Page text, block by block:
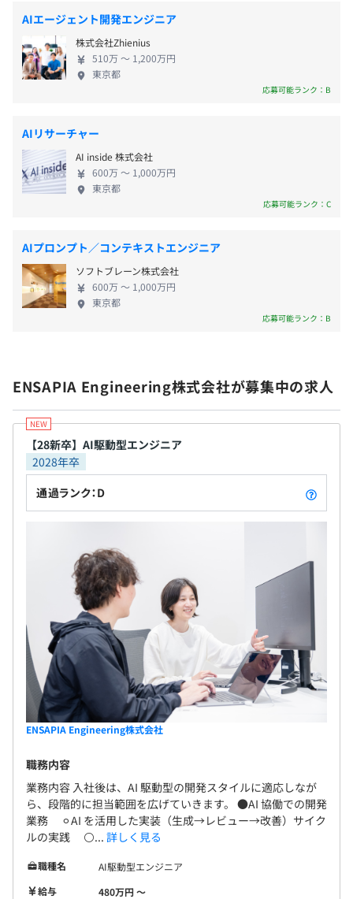
モンテッソーリ教育、バイリンガル教育、コンピュータ・
サイエンスをおこなっています。
100種類を超えるさまざまなゲームを一つのIDで楽しめる
ほか、日本でのアバターサービスの先がけでもあるオンラ
インゲームポータルの老舗です。
▍『チョコットランド』
500万人以上に遊んでいただいている18年続く王道
【技術向上、教育体制】
・勉強会（AIハッカソン、Tech UPイベントなど）
新の技術動向、課題とそれらに対する挑戦と成果を共有す
るイベントです。
・開発共有会：月に1度エンジニア職全員が集まり技術等
の共有会をおこなっています。
・cocone TECH TALK：定期的に外部向けにトークイベン
トを開き技術力の発信をおこなっています。
・韓国やエストニア、中国など海外支社のエンジニアとの
交流
相談の上、ご希望のマシンを支給いたします。
また試用期間終了後、お好きなキーボードを支給いたしま
す。（正社員のみ）
プロジェクトごとに選択
Docker、Kubernetes
・慶弔休暇
・産休／育休休暇
・年次有給休暇
など
・通勤交通費（全額支給）
昇格：年1回
※評価は年2回実施、昇降格のタイミングは年1回
社会保険完備（健康保険・厚生年金保険、雇用保険・労災
保険）
無期雇用
※試用期間終了時に3カ月間で実施してきたことをプレゼ
ンしていただきます。
的な環境を整えています。 ********** ◆ENSAPIAグル
ープ 【設立】2008年9月 【代表者】千龍ノ介 【従業
員数】連結975名（2026年4月時点） 【本社所在地】
東京都世田谷区若林3-1-18 【受動喫煙防止措置】屋
内原則禁煙（喫煙専用室設置） 【事業内容】アバタ
株式会社 【設立】2024年7月 【事業内容】ENSAPIA
グループ横断でのサービスのシステム開発 【代表】
李 弘基 【所在地】東京都世田谷区若林 【グループ会
社】 ENSAPIA Tokyo株式会社（東京/福岡/札幌）
ENSAPIA Business Partners株式会社（東京/福岡)
---------------------------------------------------------------
------- 【エンセイピアのサービス】 『ポケコロ』
Japan Top Sales App 2018 Best 4 (by App Annie)
『ポケコロツイン』 『ポケコロユニバース』Google
『ピュアニスタ』 他 【グループの事業につい
て】 エンセイピア株式会社は、「感性をカタチに。
感性を身近に。」を掲げ、アバターサービス事業と
教育事業を展開するITグループのホールディングカ
ンパニーです。メイン事業のアバターサービスでは、
スマートフォン向けアプリを通じて、アバター、デ
ジタルファッション、コミュニティ体験を融合した
独自のデジタル世界を提供。日本・韓国・北米など
とした新たな経済圏を形成しています。 さらに教育
事業では、モンテッソーリ教育を軸とした幼児園を
自社で運営しており、また複数の大学校と共同で独
自のスクールを開校しております
AIエージェント開発エンジニア
株式会社Zhienius
510万 〜 1,200万円
東京都
応募可能ランク：B
AIリサーチャー
AI inside 株式会社
600万 〜 1,000万円
東京都
応募可能ランク：C
AIプロンプト／コンテキストエンジニア
ソフトブレーン株式会社
600万 〜 1,000万円
東京都
応募可能ランク：B
ENSAPIA Engineering株式会社が募集中の求人
【28新卒】AI駆動型エンジニア
2028年卒
通過ランク：D
ENSAPIA Engineering株式会社
職務内容
業務内容 入社後は、AI 駆動型の開発スタイルに適応しなが
ら、段階的に担当範囲を広げていきます。 ●AI 協働での開発
業務 ⚪︎AI を活用した実装（生成→レビュー→改善）サイク
ルの実践 ⚪... 詳しく見る
職種名
AI駆動型エンジニア
給与
480万円 〜